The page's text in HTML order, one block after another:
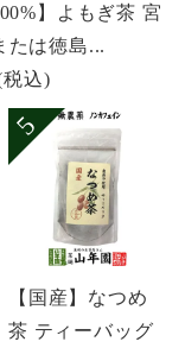
】よもぎ茶 宮
たは徳島...
税込)
【国産】なつめ
茶 ティーバッグ